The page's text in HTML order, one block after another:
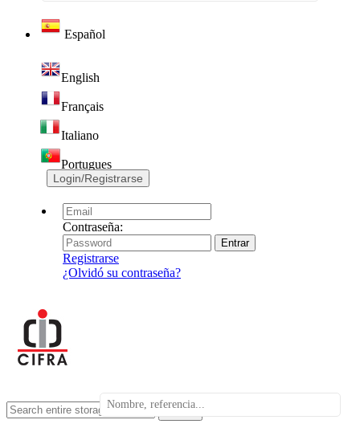
Español
English
Français
Italiano
Portugues
Login/Registrarse
Contraseña:
Registrarse
¿Olvidó su contraseña?
search